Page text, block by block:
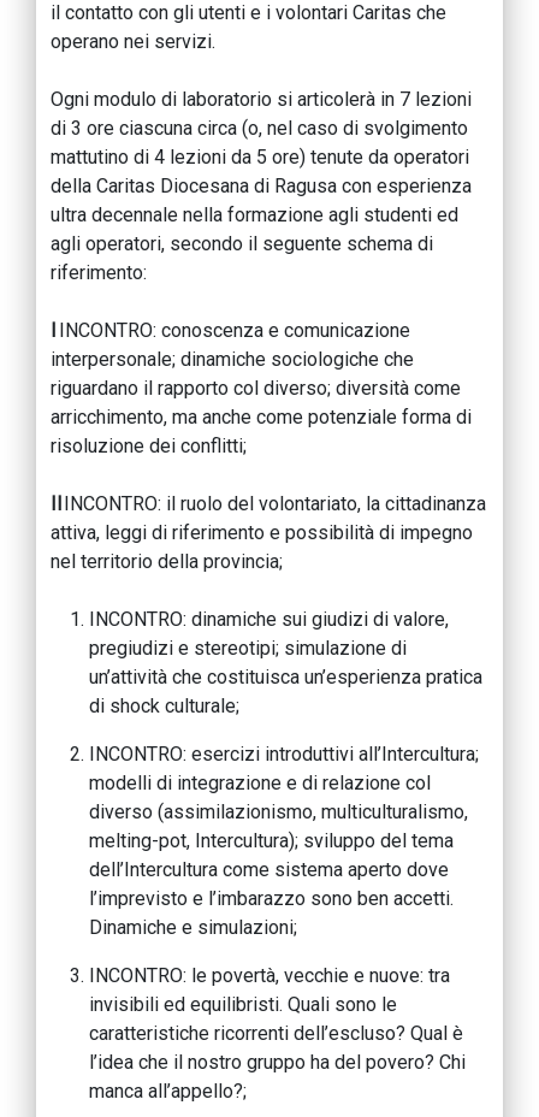
il contatto con gli utenti e i volontari Caritas che
operano nei servizi.
Ogni modulo di laboratorio si articolerà in 7 lezioni
di 3 ore ciascuna circa (o, nel caso di svolgimento
mattutino di 4 lezioni da 5 ore) tenute da operatori
della Caritas Diocesana di Ragusa con esperienza
ultra decennale nella formazione agli studenti ed
agli operatori, secondo il seguente schema di
riferimento:
I INCONTRO: conoscenza e comunicazione
interpersonale; dinamiche sociologiche che
riguardano il rapporto col diverso; diversità come
arricchimento, ma anche come potenziale forma di
risoluzione dei conflitti;
IlINCONTRO: il ruolo del volontariato, la cittadinanza
attiva, leggi di riferimento e possibilità di impegno
nel territorio della provincia;
INCONTRO: dinamiche sui giudizi di valore,
pregiudizi e stereotipi; simulazione di
un’attività che costituisca un’esperienza pratica
di shock culturale;
INCONTRO: esercizi introduttivi all’Intercultura;
modelli di integrazione e di relazione col
diverso (assimilazionismo, multiculturalismo,
melting-pot, Intercultura); sviluppo del tema
dell’Intercultura come sistema aperto dove
l’imprevisto e l’imbarazzo sono ben accetti.
Dinamiche e simulazioni;
INCONTRO: le povertà, vecchie e nuove: tra
invisibili ed equilibristi. Quali sono le
caratteristiche ricorrenti dell’escluso? Qual è
l’idea che il nostro gruppo ha del povero? Chi
manca all’appello?;